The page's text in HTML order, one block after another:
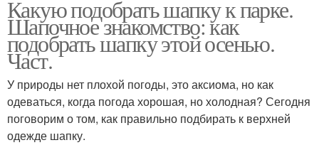
Какую подобрать шапку к парке.
Шапочное знакомство: как
подобрать шапку этой осенью.
Част.
У природы нет плохой погоды, это аксиома, но как
одеваться, когда погода хорошая, но холодная? Сегодня
поговорим о том, как правильно подбирать к верхней
одежде шапку.